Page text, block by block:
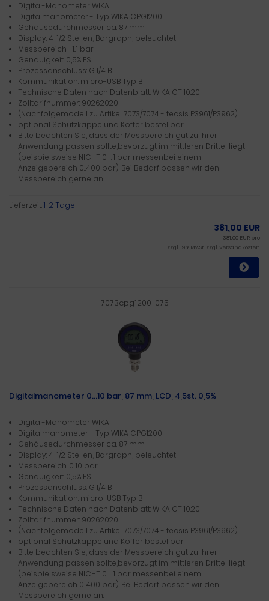
Digital-Manometer WIKA
Digitalmanometer - Typ WIKA CPG1200
Gehäusedurchmesser ca. 87 mm
Display: 4-1/2 Stellen, Bargraph, beleuchtet
Messbereich: -1...1 bar
Genauigkeit: 0,5% FS
Prozessanschluss: G 1/4 B
Kommunikation: micro-USB Typ B
Technische Daten nach Datenblatt: WIKA CT 10.20
Zolltarifnummer: 90262020
(Nachfolgemodell zu Artikel 7073/7074 - tecsis P3961/P3962)
optional Schutzkappe und Koffer bestellbar
Bitte beachten Sie, dass der Messbereich gut zu Ihrer
Anwendung passen sollte,bevorzugt im mittleren Drittel liegt
(beispielsweise NICHT 0 … 1 bar messenbei einem
Anzeigebereich 0...400 bar). Bei Bedarf passen wir den
Messbereich gerne an.
Lieferzeit:1-2 Tage
381,00 EUR
381,00 EUR pro
zzgl. 19 % MwSt. zzgl.Versandkosten
7073cpg1200-075
Digitalmanometer 0...10 bar, 87 mm, LCD, 4,5st. 0,5%
Digital-Manometer WIKA
Digitalmanometer - Typ WIKA CPG1200
Gehäusedurchmesser ca. 87 mm
Display: 4-1/2 Stellen, Bargraph, beleuchtet
Messbereich: 0...10 bar
Genauigkeit: 0,5% FS
Prozessanschluss: G 1/4 B
Kommunikation: micro-USB Typ B
Technische Daten nach Datenblatt: WIKA CT 10.20
Zolltarifnummer: 90262020
(Nachfolgemodell zu Artikel 7073/7074 - tecsis P3961/P3962)
optional Schutzkappe und Koffer bestellbar
Bitte beachten Sie, dass der Messbereich gut zu Ihrer
Anwendung passen sollte,bevorzugt im mittleren Drittel liegt
(beispielsweise NICHT 0 … 1 bar messenbei einem
Anzeigebereich 0...400 bar). Bei Bedarf passen wir den
Messbereich gerne an.